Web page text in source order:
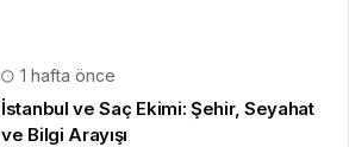
1 hafta önce
İstanbul ve Saç Ekimi: Şehir, Seyahat
ve Bilgi Arayışı